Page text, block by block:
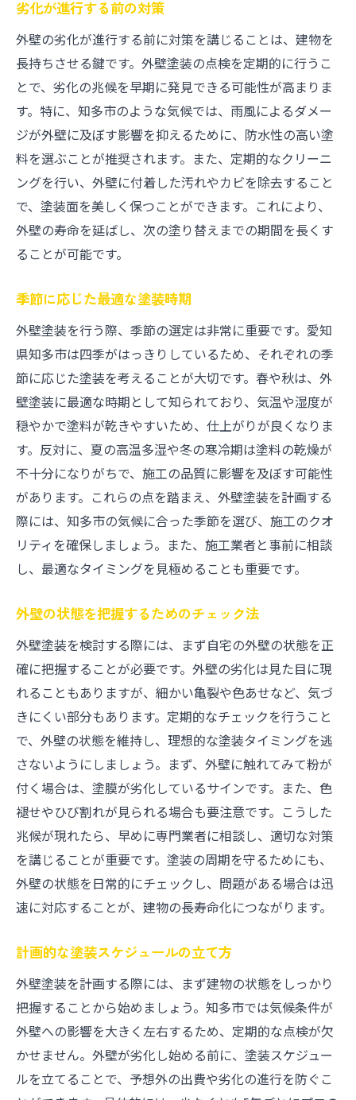
劣化が進行する前の対策
外壁の劣化が進行する前に対策を講じることは、建物を
長持ちさせる鍵です。外壁塗装の点検を定期的に行うこ
とで、劣化の兆候を早期に発見できる可能性が高まりま
す。特に、知多市のような気候では、雨風によるダメー
ジが外壁に及ぼす影響を抑えるために、防水性の高い塗
料を選ぶことが推奨されます。また、定期的なクリーニ
ングを行い、外壁に付着した汚れやカビを除去すること
で、塗装面を美しく保つことができます。これにより、
外壁の寿命を延ばし、次の塗り替えまでの期間を長くす
ることが可能です。
季節に応じた最適な塗装時期
外壁塗装を行う際、季節の選定は非常に重要です。愛知
県知多市は四季がはっきりしているため、それぞれの季
節に応じた塗装を考えることが大切です。春や秋は、外
壁塗装に最適な時期として知られており、気温や湿度が
穏やかで塗料が乾きやすいため、仕上がりが良くなりま
す。反対に、夏の高温多湿や冬の寒冷期は塗料の乾燥が
不十分になりがちで、施工の品質に影響を及ぼす可能性
があります。これらの点を踏まえ、外壁塗装を計画する
際には、知多市の気候に合った季節を選び、施工のクオ
リティを確保しましょう。また、施工業者と事前に相談
し、最適なタイミングを見極めることも重要です。
外壁の状態を把握するためのチェック法
外壁塗装を検討する際には、まず自宅の外壁の状態を正
確に把握することが必要です。外壁の劣化は見た目に現
れることもありますが、細かい亀裂や色あせなど、気づ
きにくい部分もあります。定期的なチェックを行うこと
で、外壁の状態を維持し、理想的な塗装タイミングを逃
さないようにしましょう。まず、外壁に触れてみて粉が
付く場合は、塗膜が劣化しているサインです。また、色
褪せやひび割れが見られる場合も要注意です。こうした
兆候が現れたら、早めに専門業者に相談し、適切な対策
を講じることが重要です。塗装の周期を守るためにも、
外壁の状態を日常的にチェックし、問題がある場合は迅
速に対応することが、建物の長寿命化につながります。
計画的な塗装スケジュールの立て方
外壁塗装を計画する際には、まず建物の状態をしっかり
把握することから始めましょう。知多市では気候条件が
外壁への影響を大きく左右するため、定期的な点検が欠
かせません。外壁が劣化し始める前に、塗装スケジュー
ルを立てることで、予想外の出費や劣化の進行を防ぐこ